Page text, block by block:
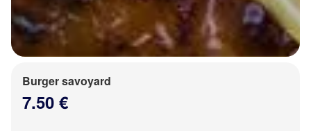
Burger savoyard
7.50 €